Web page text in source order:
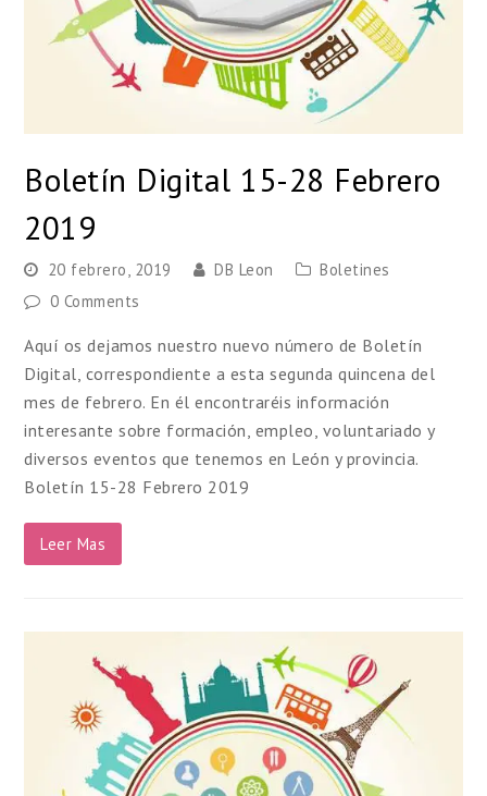
Boletín Digital 15-28 Febrero
2019
20 febrero, 2019 DB Leon
Boletines
0 Comments
Aquí os dejamos nuestro nuevo número de Boletín
Digital, correspondiente a esta segunda quincena del
mes de febrero. En él encontraréis información
interesante sobre formación, empleo, voluntariado y
diversos eventos que tenemos en León y provincia.
Boletín 15-28 Febrero 2019
Leer Mas